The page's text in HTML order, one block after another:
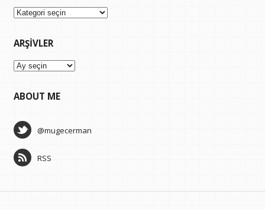
Kategoriler
ARŞIVLER
Arşivler
ABOUT ME
@mugecerman
RSS